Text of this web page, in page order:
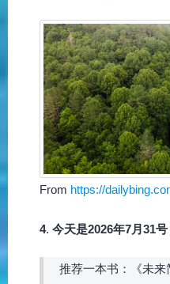
From https://
4. 今天是2026年7月31
推荐一本书：《未来